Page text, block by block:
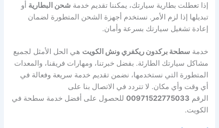
إذا تعطلت بطارية سيارتك، يمكننا تقديم خدمة شحن البطارية أو
تبديلها إذا لزم الأمر. نستخدم أجهزة الشحن المتطورة لضمان
إعادة تشغيل سيارتك بسرعة وأمان.
خدمة سطحة بركدون ريكفري ونش الكويت هي الحل الأمثل لجميع
مشاكل سيارتك الطارئة. بفضل خبرتنا، ومهارات فريقنا، والمعدات
المتطورة التي نستخدمها، نضمن تقديم خدمة سريعة وفعالة في
أي وقت وأي مكان. لا تتردد في الاتصال بنا على
الرقم 00971522775033 للحصول على أفضل خدمة سطحة في
الكويت.